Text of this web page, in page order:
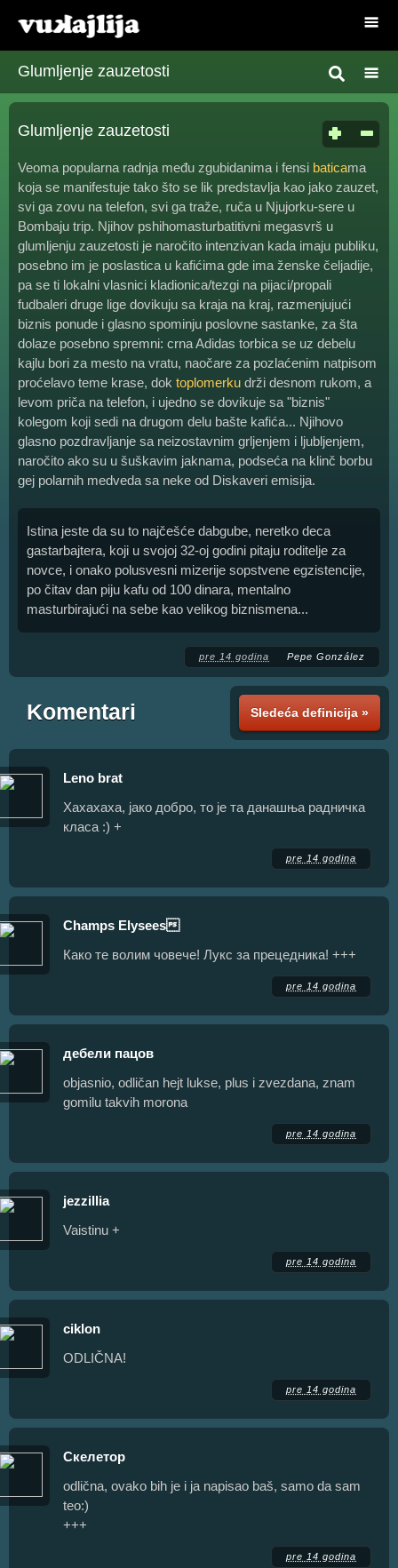
Glumljenje zauzetosti
Glumljenje zauzetosti
Veoma popularna radnja među zgubidanima i fensi baticama
koja se manifestuje tako što se lik predstavlja kao jako zauzet,
svi ga zovu na telefon, svi ga traže, ruča u Njujorku-sere u
Bombaju trip. Njihov pshihomasturbatitivni megasvrš u
glumljenju zauzetosti je naročito intenzivan kada imaju publiku,
posebno im je poslastica u kafićima gde ima ženske čeljadije,
pa se ti lokalni vlasnici kladionica/tezgi na pijaci/propali
fudbaleri druge lige dovikuju sa kraja na kraj, razmenjujući
biznis ponude i glasno spominju poslovne sastanke, za šta
dolaze posebno spremni: crna Adidas torbica se uz debelu
kajlu bori za mesto na vratu, naočare za pozlaćenim natpisom
proćelavo teme krase, dok toplomerku drži desnom rukom, a
levom priča na telefon, i ujedno se dovikuje sa "biznis"
kolegom koji sedi na drugom delu bašte kafića... Njihovo
glasno pozdravljanje sa neizostavnim grljenjem i ljubljenjem,
naročito ako su u šuškavim jaknama, podseća na klinč borbu
gej polarnih medveda sa neke od Diskaveri emisija.
Istina jeste da su to najčešće dabgube, neretko deca
gastarbajtera, koji u svojoj 32-oj godini pitaju roditelje za
novce, i onako polusvesni mizerije sopstvene egzistencije,
po čitav dan piju kafu od 100 dinara, mentalno
masturbirajući na sebe kao velikog biznismena...
pre 14 godina Pepe González
Sledeća definicija »
Komentari
Leno brat
Хахахаха, јако добро, то је та данашња радничка
класа :) +
pre 14 godina
Champs Elysees­­
Како те волим човече! Лукс за прецедника! +++
pre 14 godina
дебели пацов
objasnio, odličan hejt lukse, plus i zvezdana, znam
gomilu takvih morona
pre 14 godina
jezzillia
Vaistinu +
pre 14 godina
ciklon
ODLIČNA!
pre 14 godina
Скелетор
odlična, ovako bih je i ja napisao baš, samo da sam
teo:)
+++
pre 14 godina